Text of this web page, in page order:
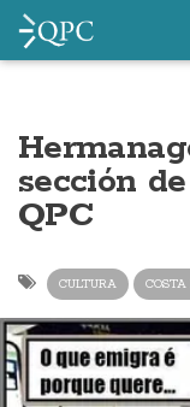
sección
QPC
CULTURA COSTA